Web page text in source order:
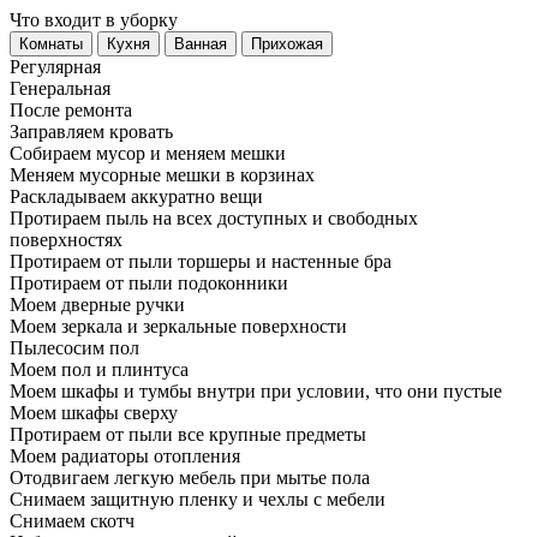
Что входит в уборку
Регу­лярная
Гене­ральная
После ремонта
Заправляем кровать
Собираем мусор и меняем мешки
Меняем мусорные мешки в корзинах
Раскладываем аккуратно вещи
Протираем пыль на всех доступных и свободных
поверхностях
Протираем от пыли торшеры и настенные бра
Протираем от пыли подоконники
Моем дверные ручки
Моем зеркала и зеркальные поверхности
Пылесосим пол
Моем пол и плинтуса
Моем шкафы и тумбы внутри при условии, что они пустые
Моем шкафы сверху
Протираем от пыли все крупные предметы
Моем радиаторы отопления
Отодвигаем легкую мебель при мытье пола
Снимаем защитную пленку и чехлы с мебели
Снимаем скотч